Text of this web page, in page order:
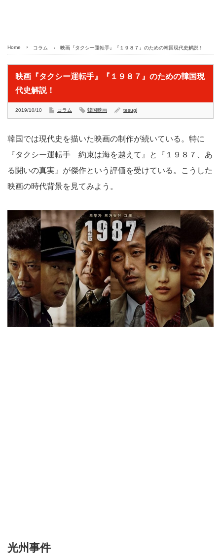
Home コラム 映画『タクシー運転手』『１９８７』のための韓国現代史解説！
映画『タクシー運転手』『１９８７』のための韓国現
代史解説！
2019/10/10 コラム 韓国映画 tesugi
韓国では現代史を描いた映画の制作が続いている。特に
『タクシー運転手 約束は海を越えて』と『１９８７、あ
る闘いの真実』が傑作という評価を受けている。こうした
映画の時代背景を見てみよう。
光州事件